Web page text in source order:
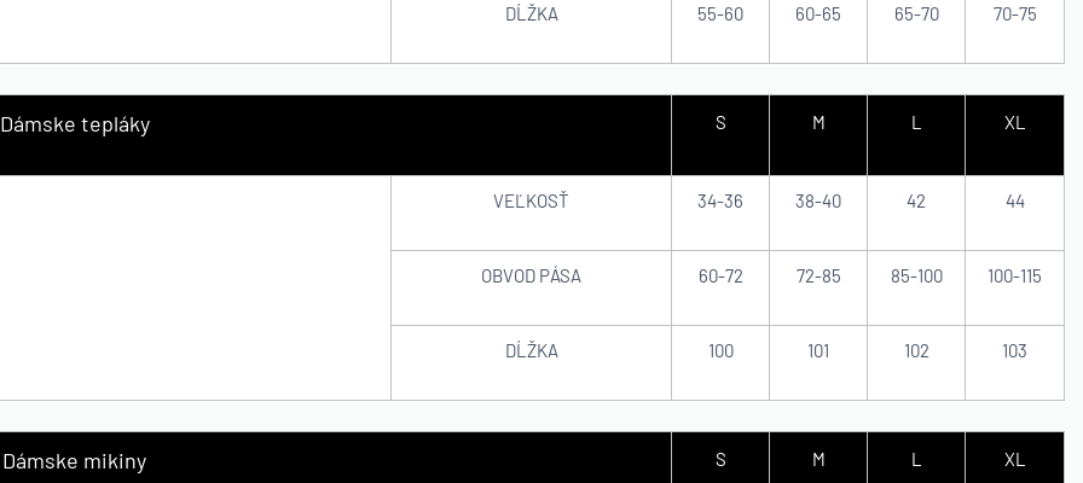
DĹŽKA 55-60 60-65 65-70 70-75
Dámske tepláky S M L XL
VEĽKOSŤ 34-36 38-40 42 44
OBVOD PÁSA 60-72 72-85 85-100 100-115
DĹŽKA 100 101 102 103
Dámske mikiny S M L XL